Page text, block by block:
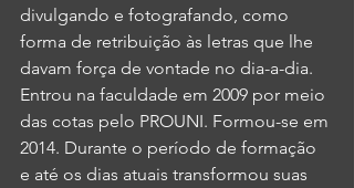
divulgando e fotografando, como
forma de retribuição às letras que lhe
davam força de vontade no dia-a-dia.
Entrou na faculdade em 2009 por meio
das cotas pelo PROUNI. Formou-se em
2014. Durante o período de formação
e até os dias atuais transformou suas